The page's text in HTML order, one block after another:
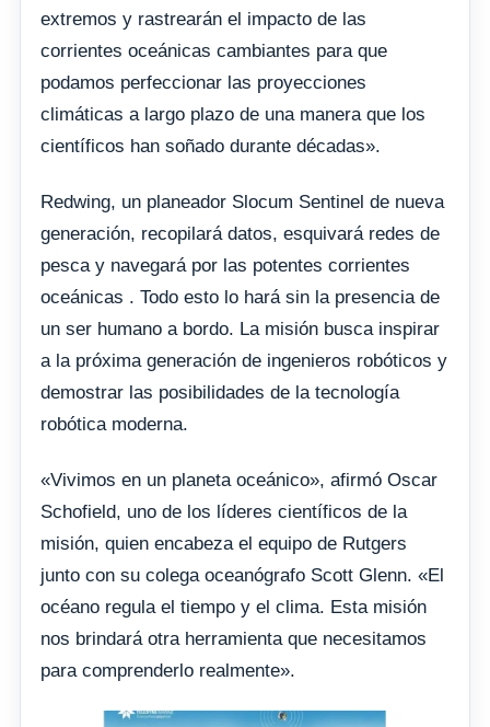
extremos y rastrearán el impacto de las
corrientes oceánicas cambiantes para que
podamos perfeccionar las proyecciones
climáticas a largo plazo de una manera que los
científicos han soñado durante décadas».
Redwing, un planeador Slocum Sentinel de nueva
generación, recopilará datos, esquivará redes de
pesca y navegará por las potentes corrientes
oceánicas . Todo esto lo hará sin la presencia de
un ser humano a bordo. La misión busca inspirar
a la próxima generación de ingenieros robóticos y
demostrar las posibilidades de la tecnología
robótica moderna.
«Vivimos en un planeta oceánico», afirmó Oscar
Schofield, uno de los líderes científicos de la
misión, quien encabeza el equipo de Rutgers
junto con su colega oceanógrafo Scott Glenn. «El
océano regula el tiempo y el clima. Esta misión
nos brindará otra herramienta que necesitamos
para comprenderlo realmente».